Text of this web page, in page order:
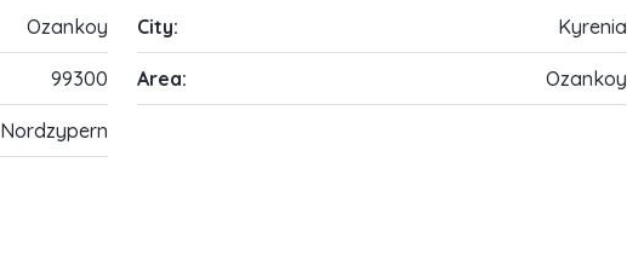
Ozankoy City: Kyrenia
99300 Area: Ozankoy
Nordzypern